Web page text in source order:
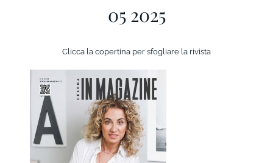
05 2025
Clicca la copertina per sfogliare la rivista